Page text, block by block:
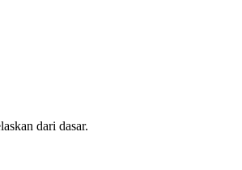
dari dasar.